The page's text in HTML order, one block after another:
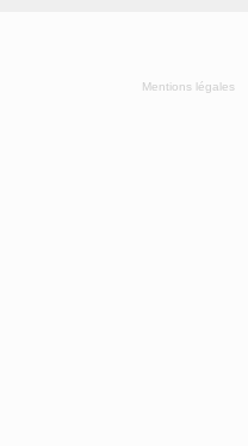
Mentions légales